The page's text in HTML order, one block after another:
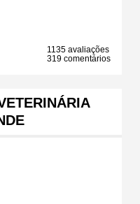
1135 avaliações
319 comentários